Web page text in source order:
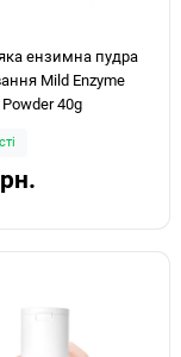
ензимна пудра
Mild Enzyme
40g